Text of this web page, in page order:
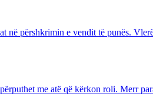
përshkrimin e vendit të punës.
me atë që kërkon roli. Merr